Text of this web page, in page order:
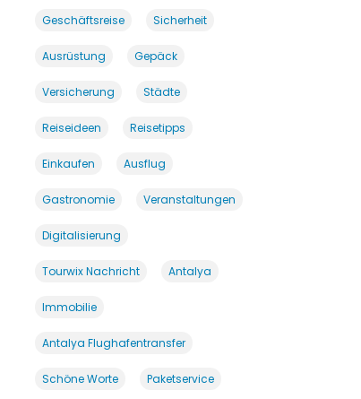
Geschäftsreise Sicherheit
Ausrüstung Gepäck
Versicherung Städte
Reiseideen Reisetipps
Einkaufen Ausflug
Gastronomie Veranstaltungen
Digitalisierung
Tourwix Nachricht Antalya
Immobilie
Antalya Flughafentransfer
Schöne Worte Paketservice